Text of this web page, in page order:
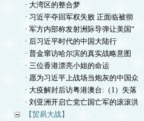
· 大湾区的整合梦
· 习近平夺回军权失败 正面临被彻
· 军方内部称发射洲际导弹让美国“
· 后习近平时代的中国大陆行
· 普金窜访哈尔滨的真实战略意图
· 三位香港漂亮小姐的命运
· 愿为习近平上战场当炮灰的中国众
· 大疫解封后访粤港澳台:（1）失落
· 刘亚洲开启亡党亡国亡军的滚滚洪
【贸易大战】